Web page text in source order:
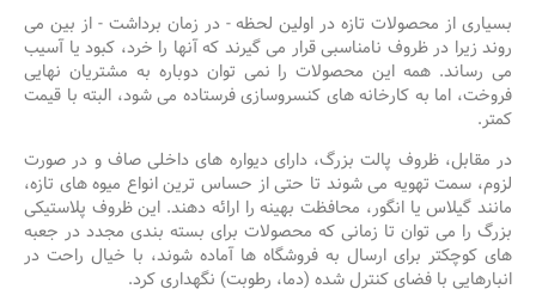
بسیاری از محصولات تازه در اولین لحظه - در زمان برداشت - از بین می
روند زیرا در ظروف نامناسبی قرار می گیرند که آنها را خرد، کبود یا آسیب
می رساند. همه این محصولات را نمی توان دوباره به مشتریان نهایی
فروخت، اما به کارخانه های کنسروسازی فرستاده می شود، البته با قیمت
کمتر.
در مقابل، ظروف پالت بزرگ، دارای دیواره های داخلی صاف و در صورت
لزوم، سمت تهویه می شوند تا حتی از حساس ترین انواع میوه های تازه،
مانند گیلاس یا انگور، محافظت بهینه را ارائه دهند. این ظروف پلاستیکی
بزرگ را می توان تا زمانی که محصولات برای بسته بندی مجدد در جعبه
های کوچکتر برای ارسال به فروشگاه ها آماده شوند، با خیال راحت در
انبارهایی با فضای کنترل شده (دما، رطوبت) نگهداری کرد.